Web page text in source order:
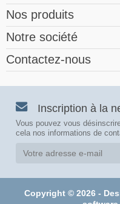
Nos produits
Notre société
Contactez-nous
Inscription à la
Vous pouvez vous
cela nos informations de
Copyright © 2026 -